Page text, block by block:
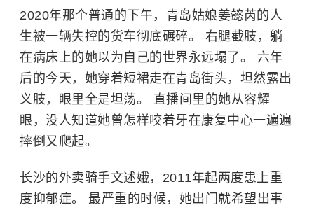
2020年那个普通的下午，青岛姑娘姜懿芮的人
生被一辆失控的货车彻底碾碎。 右腿截肢，躺
在病床上的她以为自己的世界永远塌了。 六年
后的今天，她穿着短裙走在青岛街头，坦然露出
义肢，眼里全是坦荡。 直播间里的她从容耀
眼，没人知道她曾怎样咬着牙在康复中心一遍遍
摔倒又爬起。
长沙的外卖骑手文述娥，2011年起两度患上重
度抑郁症。 最严重的时候，她出门就希望出事